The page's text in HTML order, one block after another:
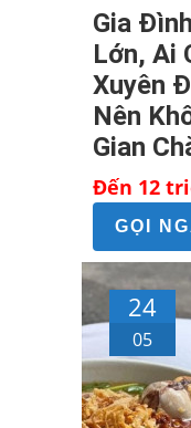
Gia
Lớn, Ai
Xuyên
Nên
Gian
Đến 12
GỌI
24
05